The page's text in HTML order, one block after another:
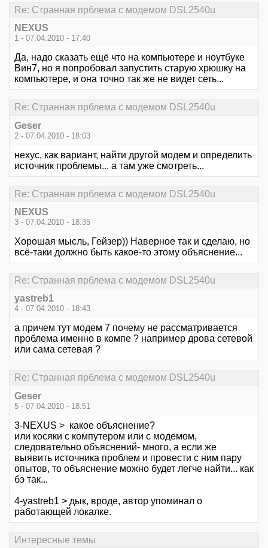
Re: Странная прблема с модемом DSL2540u
NEXUS
1 - 07.04.2010 - 17:40
Да, надо сказать ещё что на компьютере и ноутбуке
Вин7, но я попробовал запустить старую хрюшку на
компьютере, и она точно так же не видет сеть...
Re: Странная прблема с модемом DSL2540u
Geser
2 - 07.04.2010 - 18:03
нехус, как вариант, найти другой модем и определить
источник проблемы... а там уже смотреть...
Re: Странная прблема с модемом DSL2540u
NEXUS
3 - 07.04.2010 - 18:35
Хорошая мысль, Гейзер)) Наверное так и сделаю, но
всё-таки должно быть какое-то этому объяснение...
Re: Странная прблема с модемом DSL2540u
yastreb1
4 - 07.04.2010 - 18:43
а причем тут модем 7 почему не рассматривается
проблема именно в компе ? например дрова сетевой
или сама сетевая ?
Re: Странная прблема с модемом DSL2540u
Geser
5 - 07.04.2010 - 18:51
3-NEXUS > какое объяснение?
или косяки с компутером или с модемом,
следовательно объяснений- много, а если же
выявить источника проблем и провести с ним пару
опытов, то объяснение можно будет легче найти... как
бэ так...
4-yastreb1 > дык, вроде, автор упоминал о
работающей локалке.
Интересные темы